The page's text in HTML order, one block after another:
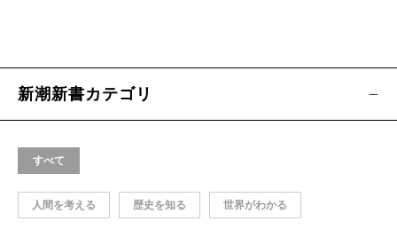
新潮新書カテゴリ
すべて
人間を考える 歴史を知る 世界がわかる